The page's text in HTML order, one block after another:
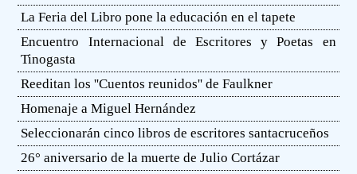
La Feria del Libro pone la educación en el tapete
Encuentro Internacional de Escritores y Poetas en
Tinogasta
Reeditan los ''Cuentos reunidos'' de Faulkner
Homenaje a Miguel Hernández
Seleccionarán cinco libros de escritores santacruceños
26° aniversario de la muerte de Julio Cortázar